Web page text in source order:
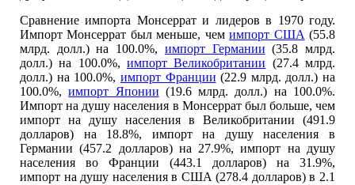
Сравнение импорта Монсеррат и лидеров в 1970 году.
Импорт Монсеррат был меньше, чемимпорт США (55.8
млрд. долл.) на 100.0%, импорт Германии (35.8 млрд.
долл.) на 100.0%, импорт Великобритании (27.4 млрд.
долл.) на 100.0%, импорт Франции (22.9 млрд. долл.) на
100.0%,импорт Японии (19.6 млрд. долл.) на 100.0%.
Импорт на душу населения в Монсеррат был больше, чем
импорт на душу населения в Великобритании (491.9
долларов) на 18.8%, импорт на душу населения в
Германии (457.2 долларов) на 27.9%, импорт на душу
населения во Франции (443.1 долларов) на 31.9%,
импорт на душу населения в США (278.4 долларов) в 2.1